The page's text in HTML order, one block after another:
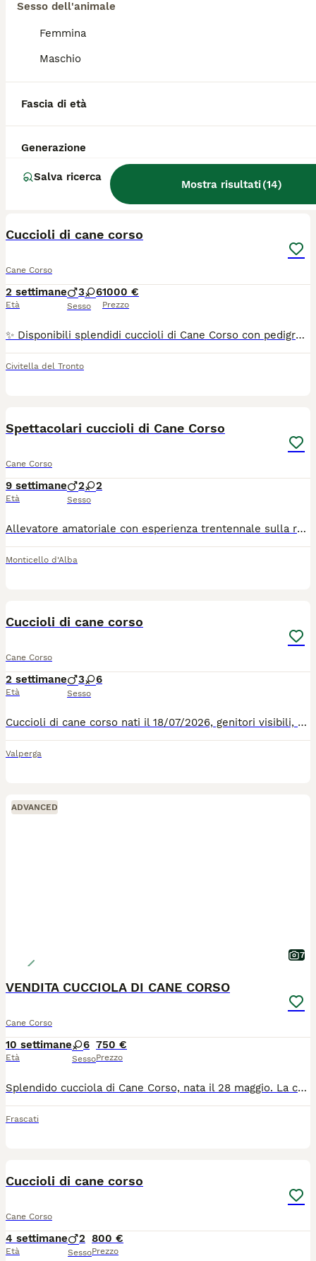
Sesso dell'animale
Femmina
Maschio
Fascia di età
Generazione
Salva ricerca
Mostra risultati(14)
Cuccioli cane corao
In scadenza 1 settimana
Civita Castellana
5
Cuccioli di cane corso
Cane Corso
2 settimane
Età
3 6
Sesso
1000 €
Prezzo
✨ Disponibili splendidi cuccioli di Cane Corso con pedigree ENCI! 🐾 Se stai cercando un Cane Corso di alta genealogia, questa è l'occasione giusta! I nostri cuccioli provengono da importanti linee di sangue, selezionate per salute, carattere ed eccellenti caratteristiche morfologiche. ✅ Pedigree ENCI ✅ Microchip ✅ Vaccinazioni in regola ✅ Libretto sanitario ✅ Ceduti non prima dei 60 giorni di vita, come previsto, già pronti per entrare nella loro nuova famiglia. I cuccioli crescono in un ambiente sano, seguiti con amore e attenzione fin dai primi giorni di vita, per garantire il miglior inizio possibile. 📩 Contattaci in privato per informazioni, disponibilità, foto e video. Saremo felici di aiutarti a trovare il compagno perfetto per la tua famiglia. Il prezzo può variare in base ai cuccioli
Civitella del Tronto
Spettacolari cuccioli di Cane Corso
Cane Corso
9 settimane
Età
2 2
Sesso
Allevatore amatoriale con esperienza trentennale sulla razza dispone di cuccioli sia maschi che femmine in regola con vaccinazione microchip pedigree enci, garantita massima disponibilità e competenza.
Monticello d'Alba
Cuccioli di cane corso
Cane Corso
2 settimane
Età
3 6
Sesso
Cuccioli di cane corso nati il 18/07/2026, genitori visibili, al momento della consegna, non prima dei 60 giorni, avranno microchip, primi vaccini fatti e pedigree
Valperga
ADVANCED
7
VENDITA CUCCIOLA DI CANE CORSO
Cane Corso
10 settimane
Età
6
Sesso
750 €
Prezzo
Splendido cucciola di Cane Corso, nata il 28 maggio. La cucciola sarà cedibile non prima del 28 luglio, nel rispetto dei tempi di svezzamento e della normativa vigente. Alla consegna sarà provvisto di: Primo vaccino effettuato; Sverminazione; Libretto sanitario. Pedigree: non presente. Il cucciolo è allevato con cura in ambiente familiare, ben socializzato e abituato al contatto con le persone. Per ulteriori informazioni, foto e video, contattatemi. Sarò lieto di rispondere a tutte le domande e di concordare un appuntamento. Zona: Frascati (Roma).
Frascati
Cuccioli di cane corso
Cane Corso
4 settimane
Età
2
Sesso
800 €
Prezzo